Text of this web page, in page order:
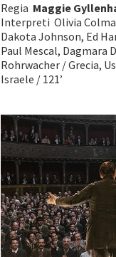
Regia Maggie
Interpreti Olivia
Dakota Johnson, Ed
Paul Mescal, Dagmara
Rohrwacher / Grecia,
Israele / 121’